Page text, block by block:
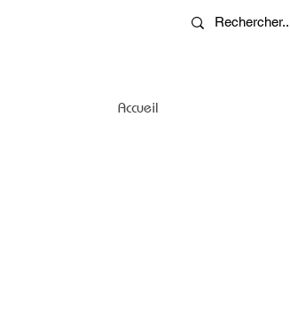
Accueil